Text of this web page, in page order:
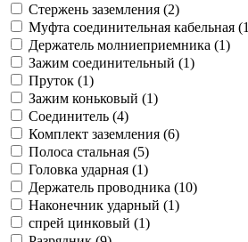
Стержень заземления (2)
Муфта соединительная кабельная (1
Держатель молниеприемника (1)
Зажим соединительный (1)
Пруток (1)
Зажим коньковый (1)
Соединитель (4)
Комплект заземления (6)
Полоса стальная (5)
Головка ударная (1)
Держатель проводника (10)
Наконечник ударный (1)
спрей цинковый (1)